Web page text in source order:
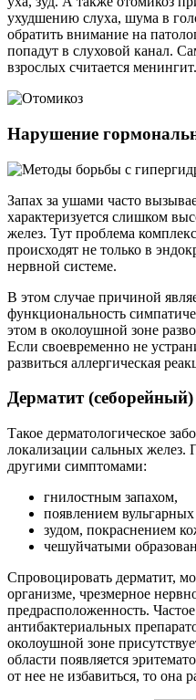
ухудшению слуха, шума в
обратить внимание на
попадут в слуховой канал.
взрослых считается менингит.
Нарушение
Запах за ушами часто
характеризуется слишком
желез. Тут проблема
происходят не только в
нервной системе.
В этом случае причиной
функциональность
этом в околоушной зоне
Если своевременно не
развиться аллергическая
Дерматит (себорейный)
Такое дерматологическое
локализации сальных желез.
другими симптомами:
гнилостным запахом,
появлением вульгарных
зудом, покраснением
чешуйчатыми
Спровоцировать дерматит,
организме, чрезмерное
предрасположенность.
антибактериальных
околоушной зоне
области появляется
от нее не избавиться, то она